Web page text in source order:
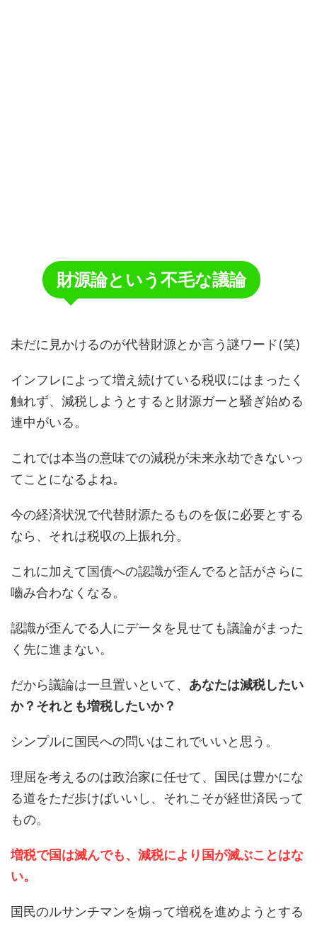
財源論という不毛な議論
未だに見かけるのが代替財源とか言う謎ワード(笑)
インフレによって増え続けている税収にはまったく
触れず、減税しようとすると財源ガーと騒ぎ始める
連中がいる。
これでは本当の意味での減税が未来永劫できないっ
てことになるよね。
今の経済状況で代替財源たるものを仮に必要とする
なら、それは税収の上振れ分。
これに加えて国債への認識が歪んでると話がさらに
嚙み合わなくなる。
認識が歪んでる人にデータを見せても議論がまった
く先に進まない。
だから議論は一旦置いといて、 あなたは減税したい
か？それとも増税したいか？
シンプルに国民への問いはこれでいいと思う。
理屈を考えるのは政治家に任せて、国民は豊かにな
る道をただ歩けばいいし、それこそが経世済民って
もの。
増税で国は滅んでも、減税により国が滅ぶことはな
い。
国民のルサンチマンを煽って増税を進めようとする